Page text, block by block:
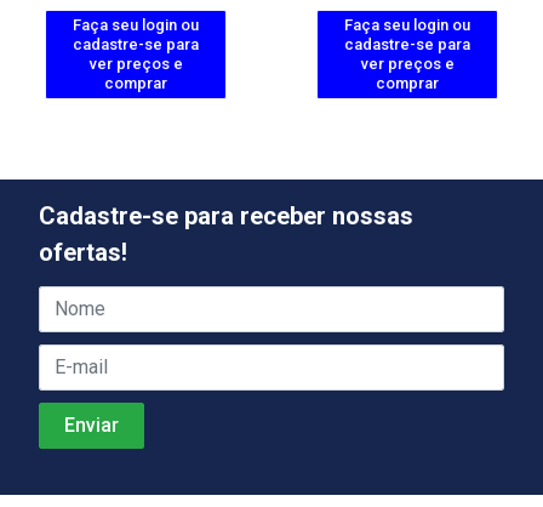
Faça seu login ou
cadastre-se para
ver preços e
comprar
Faça seu login ou
cadastre-se para
ver preços e
comprar
Cadastre-se para receber nossas
ofertas!